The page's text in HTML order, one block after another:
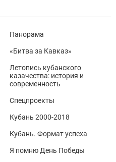
Панорама
«Битва за Кавказ»
Летопись кубанского
казачества: история и
современность
Спецпроекты
Кубань 2000-2018
Кубань. Формат успеха
Я помню День Победы